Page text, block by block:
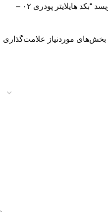
اولین کسی باشید که دیدگاهی می نویسد “بکد هایلایتر پودری ۰۲ –
بخش‌های موردنیاز علامت‌گذاری